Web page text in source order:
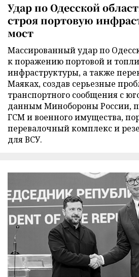
Удар по Одесской
строя портовую
мост
Массированный удар по
к поражению портовой и
инфраструктуры, а также
Маяках, создав серьезные
транспортного сообщения с
данным Минобороны России,
ГСМ и военного имущества,
перевалочный комплекс и
для ВСУ.